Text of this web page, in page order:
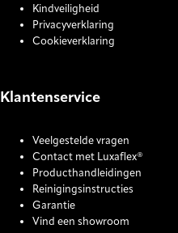
Kindveiligheid
Privacyverklaring
Cookieverklaring
Klantenservice
Veelgestelde vragen
Contact met Luxaflex®
Producthandleidingen
Reinigingsinstructies
Garantie
Vind een showroom